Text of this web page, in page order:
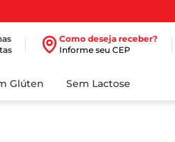
Como deseja receber?
Informe seu CEP
Glúten Sem Lactose